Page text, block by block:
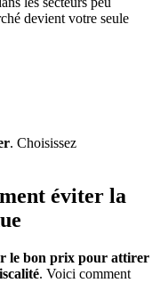
devient votre seule
. Choisissez
éviter la
le bon prix pour attirer
. Voici comment